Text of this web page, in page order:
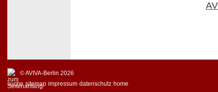
© AVIVA-Berlin 2026
suche sitemap impressum datenschutz home